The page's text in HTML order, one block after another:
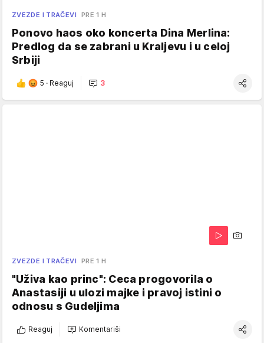
ZVEZDE I TRAČEVI PRE 1 H
Ponovo haos oko koncerta Dina Merlina:
Predlog da se zabrani u Kraljevu i u celoj
Srbiji
5 · Reaguj 3
ZVEZDE I TRAČEVI PRE 1 H
"Uživa kao princ": Ceca progovorila o
Anastasiji u ulozi majke i pravoj istini o
odnosu s Gudeljima
Reaguj Komentariši